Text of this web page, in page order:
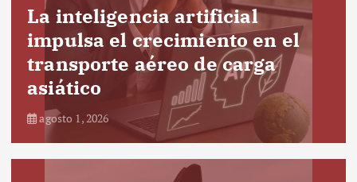
La inteligencia artificial
impulsa el crecimiento en el
transporte aéreo de carga
asiático
agosto 1, 2026